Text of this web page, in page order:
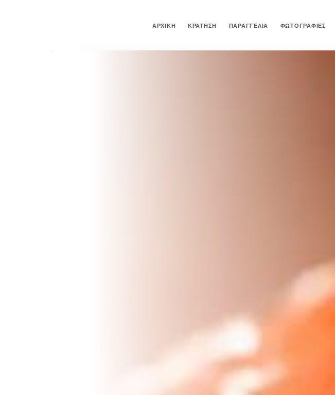
ΑΡΧΙΚΉ ΚΡΆΤΗΣΗ ΠΑΡΑΓΓΕΛΊΑ ΦΩΤΟΓΡΑΦΊΕΣ